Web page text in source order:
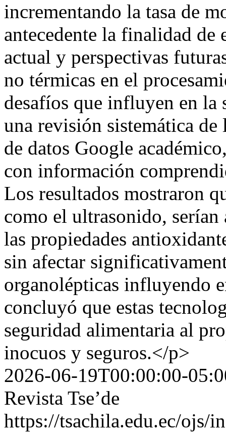
incrementando la tasa de
antecedente la finalidad de
actual y perspectivas
no térmicas en el
desafíos que influyen en la
una revisión sistemática
de datos Google
con información
Los resultados mostraron
como el ultrasonido,
las propiedades
sin afectar
organolépticas influyendo
concluyó que estas
seguridad alimentaria al
inocuos y seguros.</p>
2026-06-19T00:00:00-
Revista Tse’de
https://tsachila.edu.ec/ojs/